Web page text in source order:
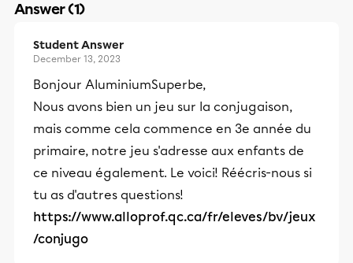
Answer (1)
Student Answer
December 13, 2023
Bonjour AluminiumSuperbe,
Nous avons bien un jeu sur la conjugaison,
mais comme cela commence en 3e année du
primaire, notre jeu s'adresse aux enfants de
ce niveau également. Le voici! Réécris-nous si
tu as d'autres questions!
https://www.alloprof.qc.ca/fr/eleves/bv/jeux
/conjugo